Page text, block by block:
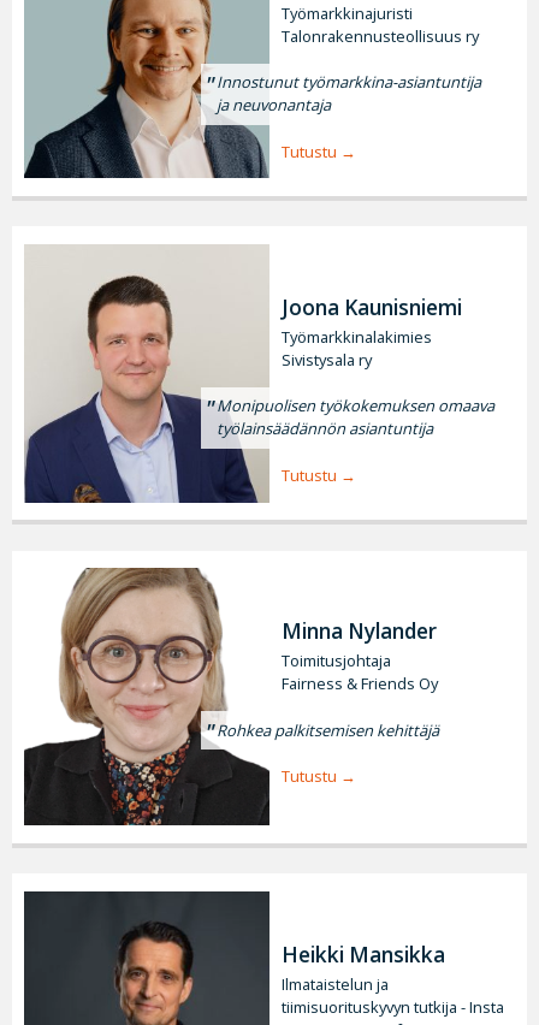
Työmarkkinajuristi
Talonrakennusteollisuus ry
Innostunut työmarkkina-asiantuntija
ja neuvonantaja
Tutustu
Joona Kaunisniemi
Työmarkkinalakimies
Sivistysala ry
Monipuolisen työkokemuksen omaava
työlainsäädännön asiantuntija
Tutustu
Minna Nylander
Toimitusjohtaja
Fairness & Friends Oy
Rohkea palkitsemisen kehittäjä
Tutustu
Heikki Mansikka
Ilmataistelun ja
tiimisuorituskyvyn tutkija - Insta